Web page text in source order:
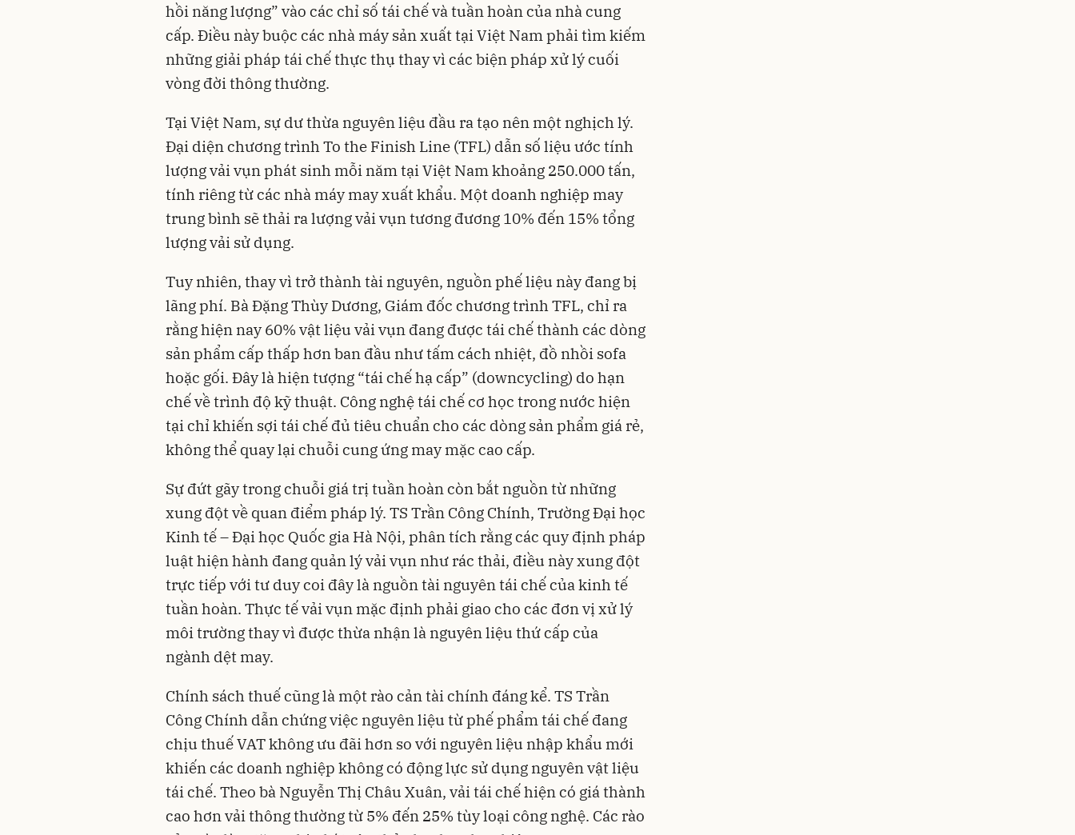
hồi năng lượng” vào các chỉ số tái chế và tuần hoàn của nhà cung
cấp. Điều này buộc các nhà máy sản xuất tại Việt Nam phải tìm kiếm
những giải pháp tái chế thực thụ thay vì các biện pháp xử lý cuối
vòng đời thông thường.
Tại Việt Nam, sự dư thừa nguyên liệu đầu ra tạo nên một nghịch lý.
Đại diện chương trình To the Finish Line (TFL) dẫn số liệu ước tính
lượng vải vụn phát sinh mỗi năm tại Việt Nam khoảng 250.000 tấn,
tính riêng từ các nhà máy may xuất khẩu. Một doanh nghiệp may
trung bình sẽ thải ra lượng vải vụn tương đương 10% đến 15% tổng
lượng vải sử dụng.
Tuy nhiên, thay vì trở thành tài nguyên, nguồn phế liệu này đang bị
lãng phí. Bà Đặng Thùy Dương, Giám đốc chương trình TFL, chỉ ra
rằng hiện nay 60% vật liệu vải vụn đang được tái chế thành các dòng
sản phẩm cấp thấp hơn ban đầu như tấm cách nhiệt, đồ nhồi sofa
hoặc gối. Đây là hiện tượng “tái chế hạ cấp” (downcycling) do hạn
chế về trình độ kỹ thuật. Công nghệ tái chế cơ học trong nước hiện
tại chỉ khiến sợi tái chế đủ tiêu chuẩn cho các dòng sản phẩm giá rẻ,
không thể quay lại chuỗi cung ứng may mặc cao cấp.
Sự đứt gãy trong chuỗi giá trị tuần hoàn còn bắt nguồn từ những
xung đột về quan điểm pháp lý. TS Trần Công Chính, Trường Đại học
Kinh tế – Đại học Quốc gia Hà Nội, phân tích rằng các quy định pháp
luật hiện hành đang quản lý vải vụn như rác thải, điều này xung đột
trực tiếp với tư duy coi đây là nguồn tài nguyên tái chế của kinh tế
tuần hoàn. Thực tế vải vụn mặc định phải giao cho các đơn vị xử lý
môi trường thay vì được thừa nhận là nguyên liệu thứ cấp của
ngành dệt may.
Chính sách thuế cũng là một rào cản tài chính đáng kể. TS Trần
Công Chính dẫn chứng việc nguyên liệu từ phế phẩm tái chế đang
chịu thuế VAT không ưu đãi hơn so với nguyên liệu nhập khẩu mới
khiến các doanh nghiệp không có động lực sử dụng nguyên vật liệu
tái chế. Theo bà Nguyễn Thị Châu Xuân, vải tái chế hiện có giá thành
cao hơn vải thông thường từ 5% đến 25% tùy loại công nghệ. Các rào